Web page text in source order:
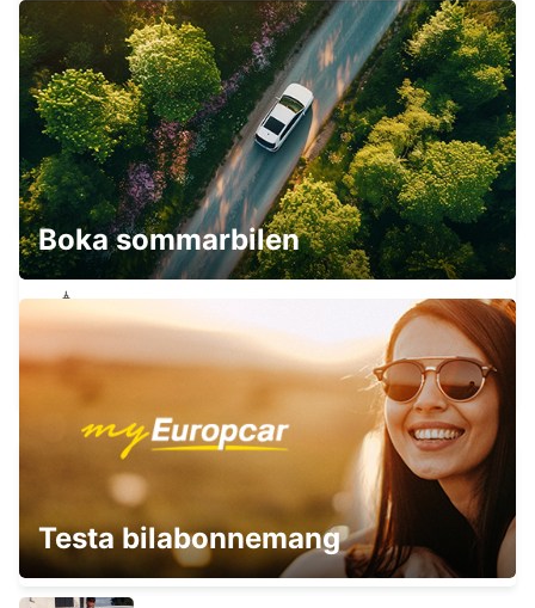
STUTTGART - GERMANY
STUTTGART VAIHINGEN
STUTTGART - GERMANY
SINDELFINGEN - GERMANY
WAIBLINGEN
WAIBLINGEN - GERMANY
Boka sommarbilen
Testa bilabonnemang